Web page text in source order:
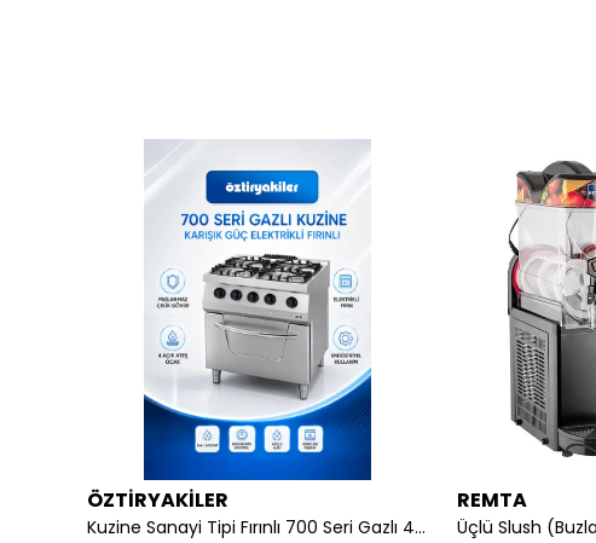
ÖZTİRYAKİLER
Kuzine Sanayi Tipi Fırınlı 700 Seri Gazlı 4 Açık Ateş 80x70x85 (Lp)-2X6Kw+2X7,5Kw+6Kw Elektrikli Fırın
REMTA
Üçlü Slush